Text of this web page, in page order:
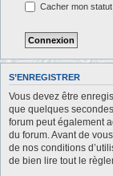
Cacher mon
S’ENREGISTRER
Vous devez être
que quelques
forum peut également
du forum. Avant de
de nos conditions
de bien lire tout le